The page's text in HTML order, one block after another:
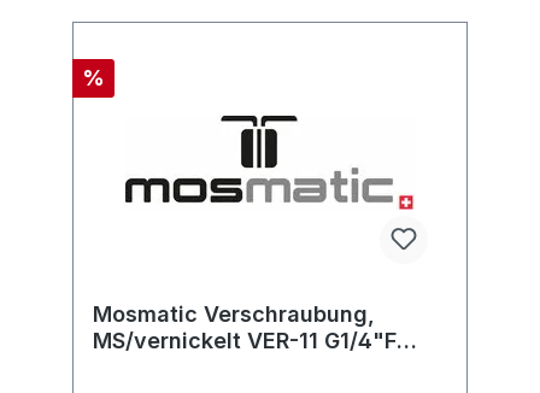
%
Mosmatic Verschraubung,
MS/vernickelt VER-11 G1/4"F